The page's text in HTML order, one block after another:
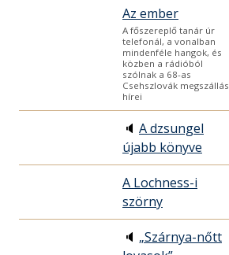
Az ember
A főszereplő tanár úr
telefonál, a vonalban
mindenféle hangok, és
közben a rádióból
szólnak a 68-as
Csehszlovák megszállás
hírei
🔈 A dzsungel
újabb könyve
A Lochness-i
szörny
🔈 „Szárnya-nőtt